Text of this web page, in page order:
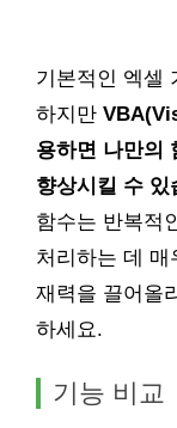
기본적인 엑셀
하지만
용하면 나만의
향상시킬 수 있
함수는 반복적
처리하는 데
재력을 끌어올
하세요.
기능 비교